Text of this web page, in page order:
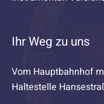
Ihr Weg zu uns
Vom Hauptbahnhof
Haltestelle